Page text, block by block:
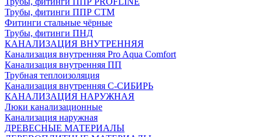
Трубы, фитинги ППР СТМ
Фитинги стальные чёрные
Трубы, фитинги ПНД
КАНАЛИЗАЦИЯ ВНУТРЕННЯЯ
Канализация внутренняя Pro Aqua Comfort
Канализация внутренняя ПП
Трубная теплоизоляция
Канализация внутренняя С-СИБИРЬ
КАНАЛИЗАЦИЯ НАРУЖНАЯ
Люки канализационные
Канализация наружная
ДРЕВЕСНЫЕ МАТЕРИАЛЫ